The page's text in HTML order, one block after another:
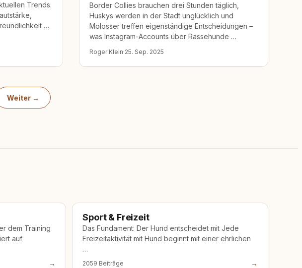
Trends.
…
Border Collies brauchen drei Stunden täglich,
Huskys werden in der Stadt unglücklich und
Molosser treffen eigenständige Entscheidungen –
was Instagram-Accounts über Rassehunde …
Roger Klein·25. Sep. 2025
Weiter →
dem Training
auf
→
Sport & Freizeit
Das Fundament: Der Hund entscheidet mit Jede
Freizeitaktivität mit Hund beginnt mit einer ehrlichen
…
2059 Beiträge →